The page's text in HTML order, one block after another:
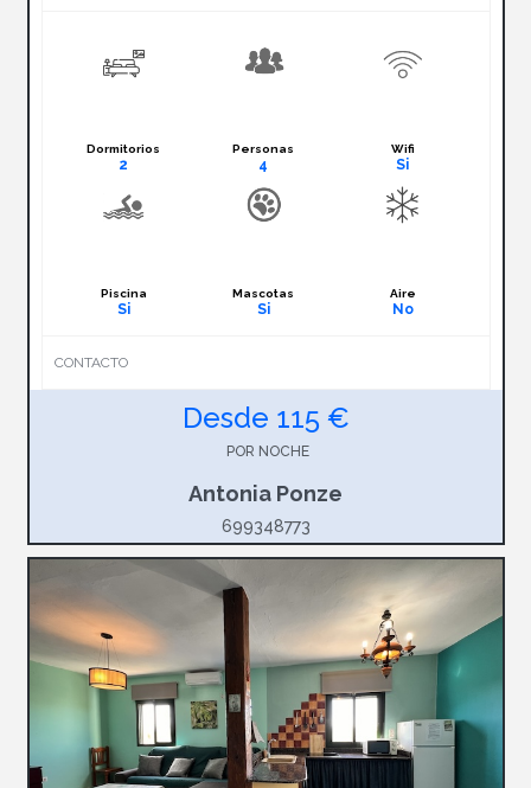
Dormitorios
2
Personas
4
Wifi
Si
Piscina
Si
Mascotas
Si
Aire
No
CONTACTO
Desde 115 €
POR NOCHE
Antonia Ponze
699348773